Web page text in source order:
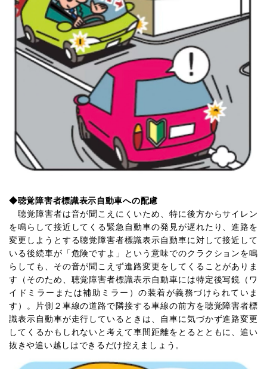
◆聴覚障害者標識表示自動車への配慮
聴覚障害者は音が聞こえにくいため、特に後方からサイレン
を鳴らして接近してくる緊急自動車の発見が遅れたり、進路を
変更しようとする聴覚障害者標識表示自動車に対して接近して
いる後続車が「危険ですよ」という意味でのクラクションを鳴
らしても、その音が聞こえず進路変更をしてくることがありま
す（そのため、聴覚障害者標識表示自動車には特定後写鏡（ワ
イドミラーまたは補助ミラー）の装着が義務づけられていま
す）。片側２車線の道路で隣接する車線の前方を聴覚障害者標
識表示自動車が走行しているときは、自車に気づかず進路変更
してくるかもしれないと考えて車間距離をとるとともに、追い
抜きや追い越しはできるだけ控えましょう。